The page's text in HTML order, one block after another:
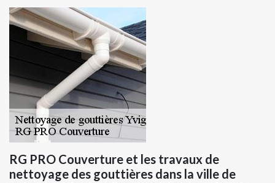
RG PRO Couverture et les travaux de
nettoyage des gouttières dans la ville de